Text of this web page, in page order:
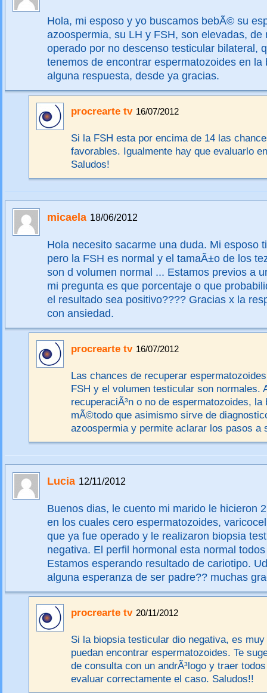
Hola, mi esposo y yo buscamos bebÃ© su
azoospermia, su LH y FSH, son elevadas, de
operado por no descenso testicular bilateral,
tenemos de encontrar espermatozoides en la
alguna respuesta, desde ya gracias.
procrearte tv 16/07/2012
Si la FSH esta por encima de 14 las
favorables. Igualmente hay que evaluarlo
Saludos!
micaela 18/06/2012
Hola necesito sacarme una duda. Mi esposo
pero la FSH es normal y el tamaÃ±o de los
son d volumen normal ... Estamos previos a
mi pregunta es que porcentaje o que
el resultado sea positivo???? Gracias x la
con ansiedad.
procrearte tv 16/07/2012
Las chances de recuperar
FSH y el volumen testicular son normales.
recuperaciÃ³n o no de espermatozoides, la
mÃ©todo que asimismo sirve de
azoospermia y permite aclarar los pasos a
Lucia 12/11/2012
Buenos dias, le cuento mi marido le hicieron
en los cuales cero espermatozoides,
que ya fue operado y le realizaron biopsia
negativa. El perfil hormonal esta normal
Estamos esperando resultado de cariotipo.
alguna esperanza de ser padre?? muchas
procrearte tv 20/11/2012
Si la biopsia testicular dio negativa, es
puedan encontrar espermatozoides. Te
de consulta con un andrÃ³logo y traer
evaluar correctamente el caso. Saludos!!